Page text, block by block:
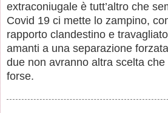
extraconiugale è tutt’altro che
Covid 19 ci mette lo zampino,
rapporto clandestino e
amanti a una separazione
due non avranno altra scelta
forse.